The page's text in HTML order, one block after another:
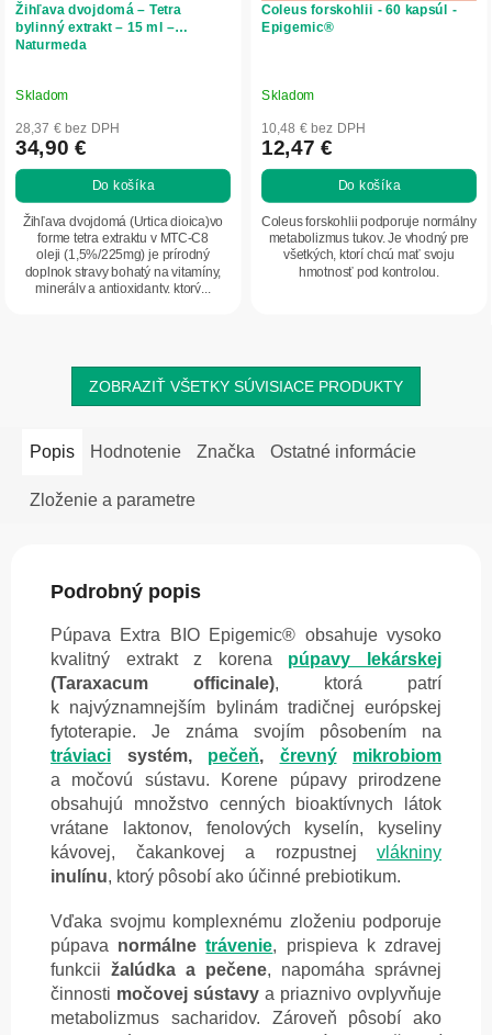
Žihľava dvojdomá – Tetra
bylinný extrakt – 15 ml –
Naturmeda
Skladom
28,37 € bez DPH
34,90 €
Do košíka
Žihľava dvojdomá (Urtica dioica)vo
forme tetra extraktu v MTC-C8
oleji (1,5%/225mg) je prírodný
doplnok stravy bohatý na vitamíny,
minerály a antioxidanty, ktorý...
Coleus forskohlii - 60 kapsúl -
Epigemic®
Skladom
10,48 € bez DPH
12,47 €
Do košíka
Coleus forskohlii podporuje normálny
metabolizmus tukov. Je vhodný pre
všetkých, ktorí chcú mať svoju
hmotnosť pod kontrolou.
ZOBRAZIŤ VŠETKY SÚVISIACE PRODUKTY
Popis Hodnotenie Značka Ostatné informácie
Zloženie a parametre
Podrobný popis
Púpava Extra BIO Epigemic® obsahuje vysoko
kvalitný extrakt z korena púpavy lekárskej
(Taraxacum officinale), ktorá patrí
k najvýznamnejším bylinám tradičnej európskej
fytoterapie. Je známa svojím pôsobením na
tráviaci systém, pečeň, črevný
mikrobiom
a močovú sústavu. Korene púpavy prirodzene
obsahujú množstvo cenných bioaktívnych látok
vrátane laktonov, fenolových kyselín, kyseliny
kávovej, čakankovej a rozpustnej vlákniny
inulínu, ktorý pôsobí ako účinné prebiotikum.
Vďaka svojmu komplexnému zloženiu podporuje
púpava normálnetrávenie, prispieva k zdravej
funkcii žalúdka a pečene, napomáha správnej
činnosti močovej sústavy a priaznivo ovplyvňuje
metabolizmus sacharidov. Zároveň pôsobí ako